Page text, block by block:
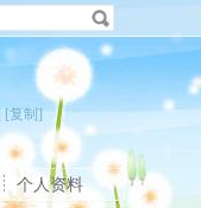
[复制]
个人资料